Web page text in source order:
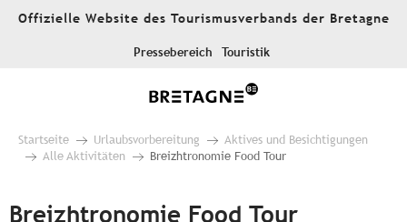
AllerOffizielle Website des Tourismusverbands der Bretagne
Pressebereich Touristik
Startseite Urlaubsvorbereitung
Aktives und Besichtigungen
Alle Aktivitäten
Breizhtronomie Food Tour
Breizhtronomie Food Tour